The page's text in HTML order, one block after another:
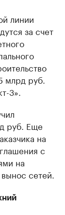
линии
за счет
млрд руб.
3».
руб. Еще
на
с
на
сетей.